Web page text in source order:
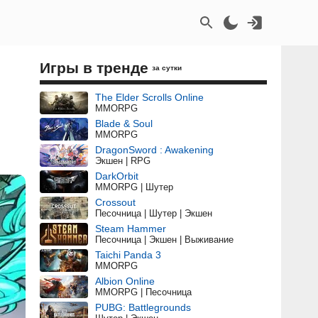
Игры в тренде за сутки
The Elder Scrolls Online
MMORPG
Blade & Soul
MMORPG
DragonSword : Awakening
Экшен | RPG
DarkOrbit
MMORPG | Шутер
Crossout
Песочница | Шутер | Экшен
Steam Hammer
Песочница | Экшен | Выживание
Taichi Panda 3
MMORPG
Albion Online
MMORPG | Песочница
PUBG: Battlegrounds